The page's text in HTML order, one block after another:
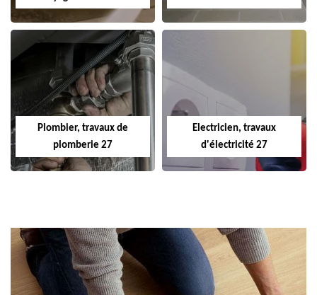
Plombier, travaux de
plomberie 27
Electricien, travaux
d'électricité 27